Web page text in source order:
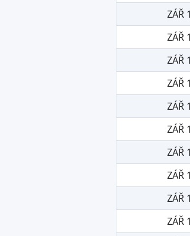
ZÁŘ
ZÁŘ
ZÁŘ
ZÁŘ
ZÁŘ
ZÁŘ
ZÁŘ
ZÁŘ
ZÁŘ
ZÁŘ